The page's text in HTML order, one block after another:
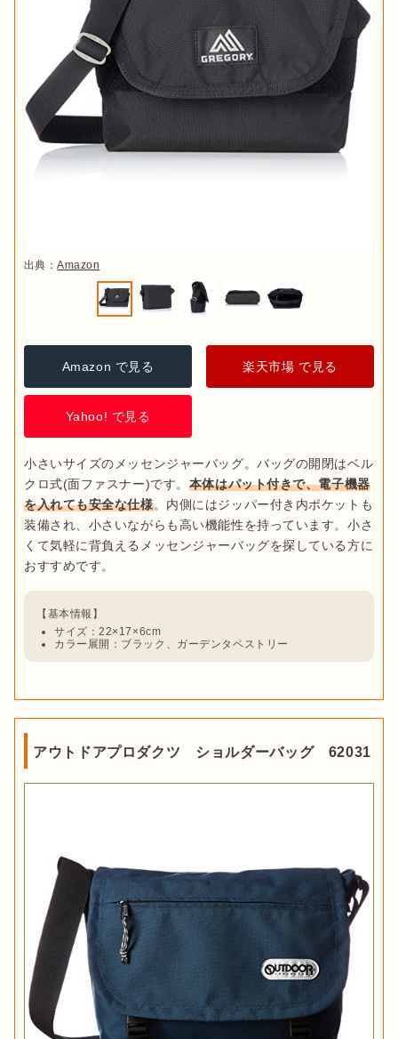
出典：Amazon
Amazon で見る 楽天市場 で見る
Yahoo! で見る
小さいサイズのメッセンジャーバッグ。バッグの開閉はベル
クロ式(面ファスナー)です。 本体はパット付きで、電子機器
を入れても安全な仕様。内側にはジッパー付き内ポケットも
装備され、小さいながらも高い機能性を持っています。小さ
くて気軽に背負えるメッセンジャーバッグを探している方に
サイズ：22×17×6cm
カラー展開：ブラック、ガーデンタペストリー
アウトドアプロダクツ ショルダーバッグ 62031